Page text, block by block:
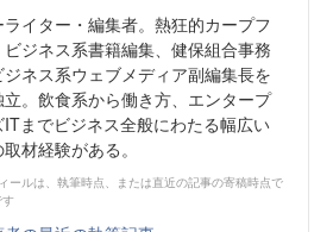
ライター・編集者。熱狂的カープフ
ビジネス系書籍編集、健保組合事務
ネス系ウェブメディア副編集長を
。飲食系から働き方、エンタープ
ITまでビジネス全般にわたる幅広い
材経験がある。
ールは、執筆時点、または直近の記事の寄稿時点で